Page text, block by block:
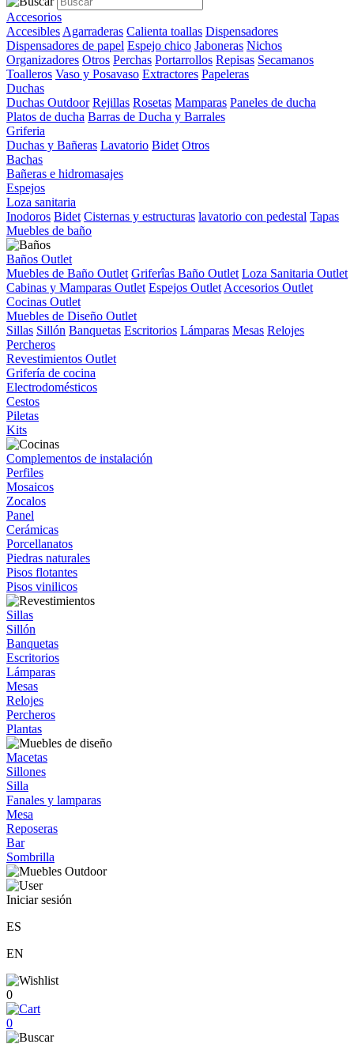
Accesorios
Accesibles Agarraderas Calienta toallas Dispensadores
Dispensadores de papel Espejo chico Jaboneras Nichos
Organizadores Otros Perchas Portarrollos Repisas Secamanos
Toalleros Vaso y Posavaso Extractores Papeleras
Duchas
Duchas Outdoor Rejillas Rosetas Mamparas Paneles de ducha
Platos de ducha Barras de Ducha y Barrales
Griferia
Duchas y Bañeras Lavatorio Bidet Otros
Bachas
Bañeras e hidromasajes
Espejos
Loza sanitaria
Inodoros Bidet Cisternas y estructuras lavatorio con pedestal Tapas
Muebles de baño
Baños Outlet
Muebles de Baño Outlet Griferîas Baño Outlet Loza Sanitaria Outlet
Cabinas y Mamparas Outlet Espejos Outlet Accesorios Outlet
Cocinas Outlet
Muebles de Diseño Outlet
Sillas Sillón Banquetas Escritorios Lámparas Mesas Relojes
Percheros
Revestimientos Outlet
Grifería de cocina
Electrodomésticos
Cestos
Piletas
Kits
Complementos de instalación
Perfiles
Mosaicos
Zocalos
Panel
Cerámicas
Porcellanatos
Piedras naturales
Pisos flotantes
Pisos vinilicos
Sillas
Sillón
Banquetas
Escritorios
Lámparas
Mesas
Relojes
Percheros
Plantas
Macetas
Sillones
Silla
Fanales y lamparas
Mesa
Reposeras
Bar
Sombrilla
Iniciar sesión
ES
EN
0
0